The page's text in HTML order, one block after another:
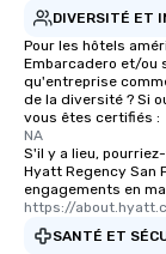
DIVERSITÉ ET
Pour les hôtels
Embarcadero et/ou
qu'entreprise
de la diversité ? Si
vous êtes certifiés :
NA
S'il y a lieu,
Hyatt Regency San
engagements en
https://
SANTÉ ET